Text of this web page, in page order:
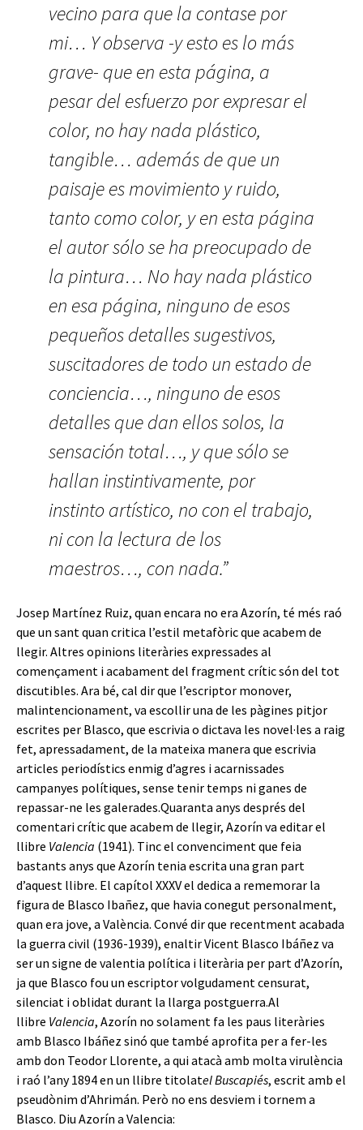
vecino para que la contase por
mi… Y observa -y esto es lo más
grave- que en esta página, a
pesar del esfuerzo por expresar el
color, no hay nada plástico,
tangible… además de que un
paisaje es movimiento y ruido,
tanto como color, y en esta página
el autor sólo se ha preocupado de
la pintura… No hay nada plástico
en esa página, ninguno de esos
pequeños detalles sugestivos,
suscitadores de todo un estado de
conciencia…, ninguno de esos
detalles que dan ellos solos, la
sensación total…, y que sólo se
hallan instintivamente, por
instinto artístico, no con el trabajo,
ni con la lectura de los
maestros…, con nada.”
Josep Martínez Ruiz, quan encara no era Azorín, té més raó
que un sant quan critica l’estil metafòric que acabem de
llegir. Altres opinions literàries expressades al
començament i acabament del fragment crític són del tot
discutibles. Ara bé, cal dir que l’escriptor monover,
malintencionament, va escollir una de les pàgines pitjor
escrites per Blasco, que escrivia o dictava les novel·les a raig
fet, apressadament, de la mateixa manera que escrivia
articles periodístics enmig d’agres i acarnissades
campanyes polítiques, sense tenir temps ni ganes de
repassar-ne les galerades.Quaranta anys després del
comentari crític que acabem de llegir, Azorín va editar el
llibre Valencia (1941). Tinc el convenciment que feia
bastants anys que Azorín tenia escrita una gran part
d’aquest llibre. El capítol XXXV el dedica a rememorar la
figura de Blasco Ibañez, que havia conegut personalment,
quan era jove, a València. Convé dir que recentment acabada
la guerra civil (1936-1939), enaltir Vicent Blasco Ibáñez va
ser un signe de valentia política i literària per part d’Azorín,
ja que Blasco fou un escriptor volgudament censurat,
silenciat i oblidat durant la llarga postguerra.Al
llibre Valencia, Azorín no solament fa les paus literàries
amb Blasco Ibáñez sinó que també aprofita per a fer-les
amb don Teodor Llorente, a qui atacà amb molta virulència
i raó l’any 1894 en un llibre titolatelBuscapiés, escrit amb el
pseudònim d’Ahrimán. Però no ens desviem i tornem a
Blasco. Diu Azorín a Valencia: